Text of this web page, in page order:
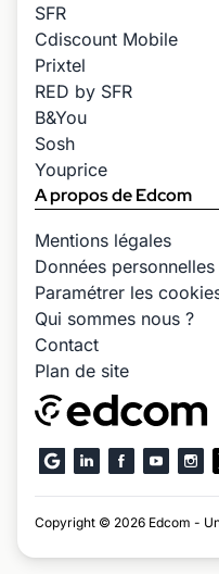
SFR
Cdiscount Mobile
Prixtel
RED by SFR
B&You
Sosh
Youprice
A propos de Edcom
Mentions légales
Données
Paramétrer les
Qui sommes nous ?
Contact
Plan de site
Copyright © 2026 Edcom -